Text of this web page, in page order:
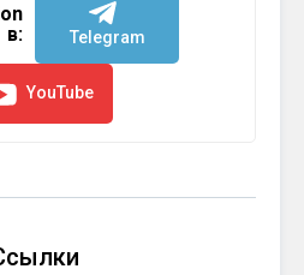
в:
Telegram
YouTube